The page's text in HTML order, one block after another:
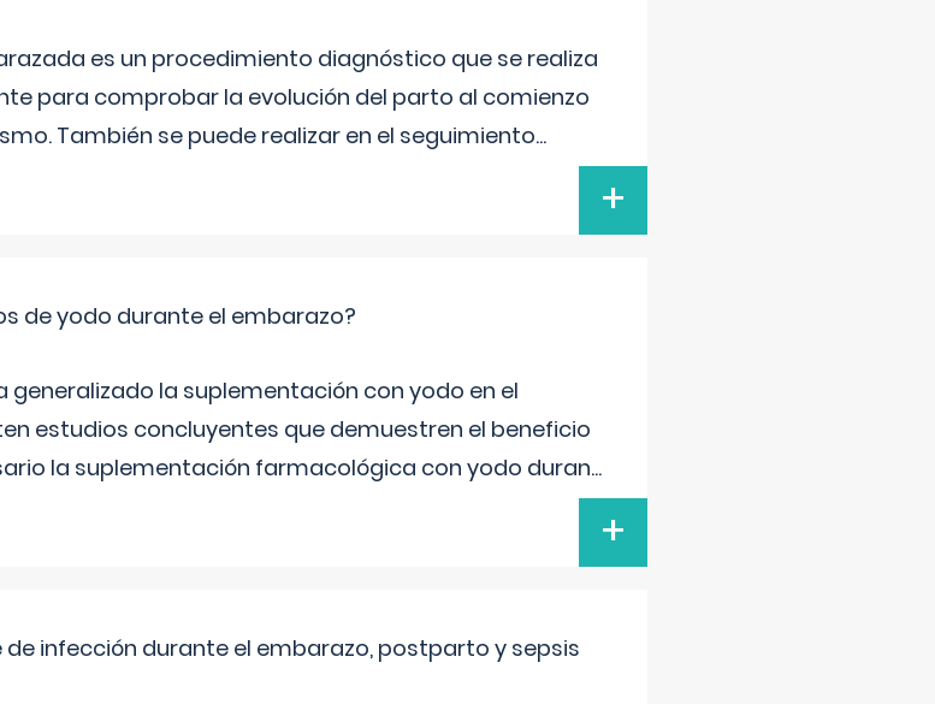
es un procedimiento diagnóstico que se realiza
para comprobar la evolución del parto al comienzo
También se puede realizar en el seguimiento...
+
de yodo durante el embarazo?
generalizado la suplementación con yodo en el
estudios concluyentes que demuestren el beneficio
la suplementación farmacológica con yodo duran...
+
infección durante el embarazo, postparto y sepsis